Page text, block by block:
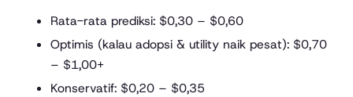
Rata-rata prediksi: $0,30 – $0,60
Optimis (kalau adopsi & utility naik pesat): $0,70
– $1,00+
Konservatif: $0,20 – $0,35